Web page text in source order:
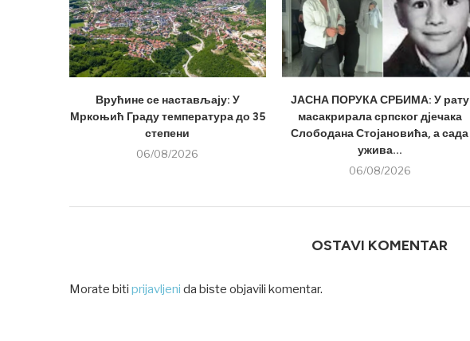
Врућине се настављају: У
Мркоњић Граду температура до 35
степени
06/08/2026
ЈАСНА ПОРУКА СРБИМА: У рату
масакрирала српског дјечака
Слободана Стојановића, а сада
ужива...
06/08/2026
OSTAVI KOMENTAR
Morate biti prijavljeni da biste objavili komentar.